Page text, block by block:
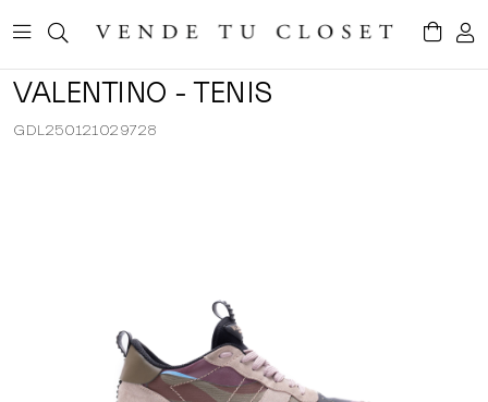
VALENTINO - TENIS
GDL250121029728